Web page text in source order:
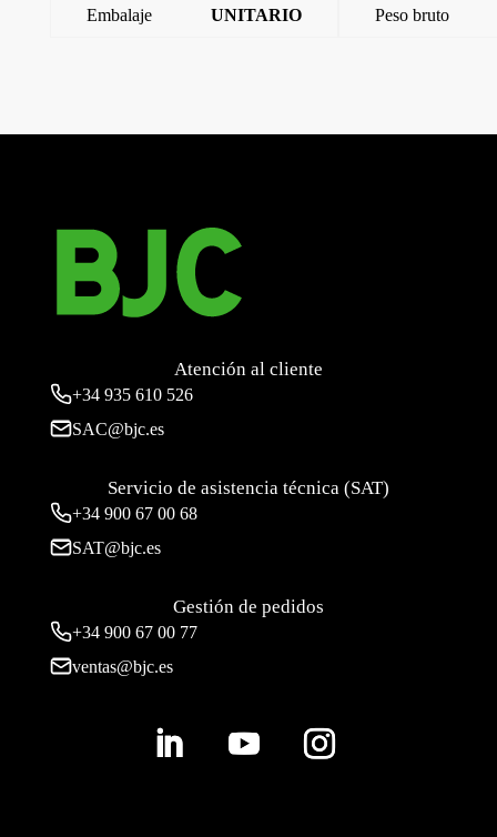
Embalaje UNITARIO Peso bruto
Atención al cliente
+34 935 610 526
SAC@bjc.es
Servicio de asistencia técnica (SAT)
+34 900 67 00 68
SAT@bjc.es
Gestión de pedidos
+34 900 67 00 77
ventas@bjc.es